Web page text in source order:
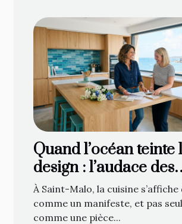
Quand l’océan teinte
design : l’audace des
cuisinistes saint malo
À Saint-Malo, la cuisine
comme un manifeste, et pas
comme une pièce...